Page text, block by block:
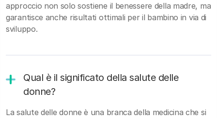
approccio non solo sostiene il benessere della madre, ma
garantisce anche risultati ottimali per il bambino in via di
sviluppo.
Qual è il significato della salute delle
donne?
La salute delle donne è una branca della medicina che si